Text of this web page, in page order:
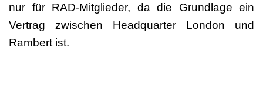
nur für RAD-Mitglieder, da die Grundlage ein
Vertrag zwischen Headquarter London und
Rambert ist.